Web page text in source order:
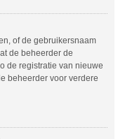
of de gebruikersnaam
de beheerder de
de registratie van nieuwe
beheerder voor verdere